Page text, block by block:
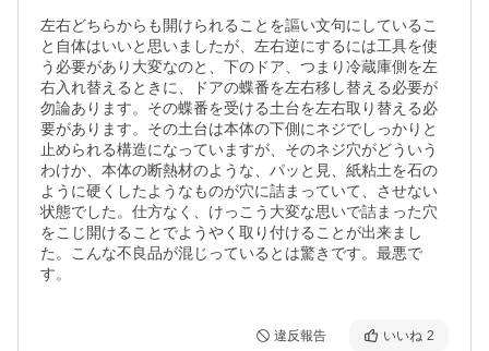
左右どちらからも開けられることを謳い文句にしているこ
と自体はいいと思いましたが、左右逆にするには工具を使
う必要があり大変なのと、下のドア、つまり冷蔵庫側を左
右入れ替えるときに、ドアの蝶番を左右移し替える必要が
勿論あります。その蝶番を受ける土台を左右取り替える必
要があります。その土台は本体の下側にネジでしっかりと
止められる構造になっていますが、そのネジ穴がどういう
わけか、本体の断熱材のような、パッと見、紙粘土を石の
ように硬くしたようなものが穴に詰まっていて、させない
状態でした。仕方なく、けっこう大変な思いで詰まった穴
をこじ開けることでようやく取り付けることが出来まし
た。こんな不良品が混じっているとは驚きです。最悪で
す。
違反報告 いいね 2